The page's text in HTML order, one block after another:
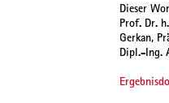
Dieser
Prof. Dr.
Gerkan,
Dipl.-Ing.